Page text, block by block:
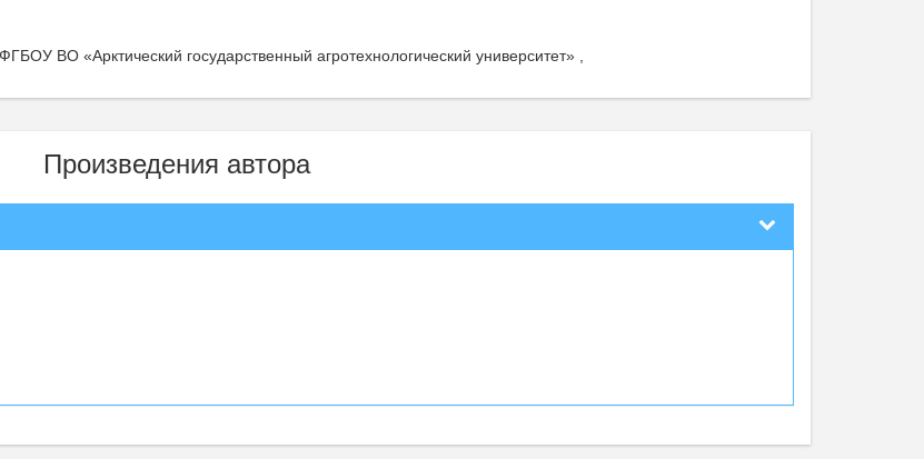
ФГБОУ ВО «Арктический государственный агротехнологический университет» ,
Произведения автора